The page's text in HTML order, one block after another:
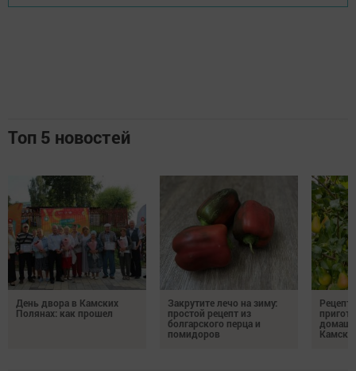
Топ 5 новостей
День двора в Камских
Полянах: как прошел
Закрутите лечо на зиму:
простой рецепт из
болгарского перца и
помидоров